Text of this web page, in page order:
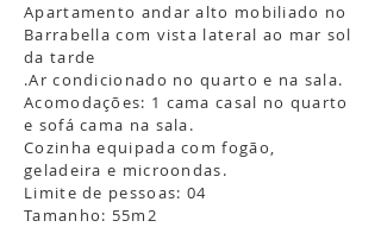
Apartamento andar alto mobiliado no
Barrabella com vista lateral ao mar sol
da tarde
.Ar condicionado no quarto e na sala.
Acomodações: 1 cama casal no quarto
e sofá cama na sala.
Cozinha equipada com fogão,
geladeira e microondas.
Limite de pessoas: 04
Tamanho: 55m2